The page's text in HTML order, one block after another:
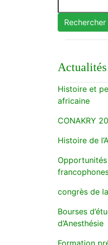
Rechercher
Actualités
Histoire et
africaine
CONAKRY
Histoire de
congrès de
Bourses
d’Anesthésie
Formation